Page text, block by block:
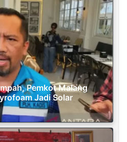
Pemkot Malang
Jadi Solar